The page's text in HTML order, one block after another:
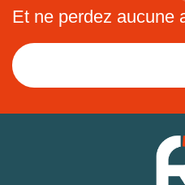
Et ne perdez aucune